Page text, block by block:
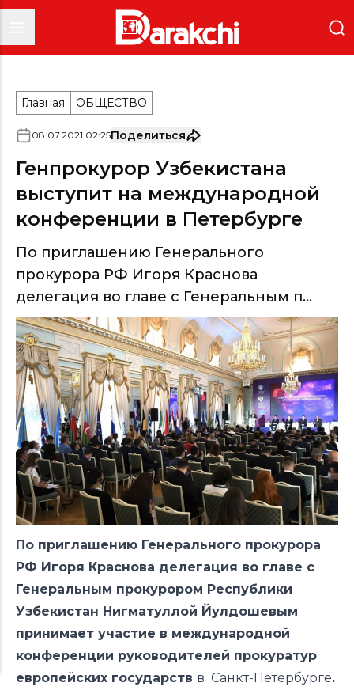
Главная ОБЩЕСТВО
08.07.2021 02:25Поделиться
Генпрокурор Узбекистана
выступит на международной
конференции в Петербурге
По приглашению Генерального
прокурора РФ Игоря Краснова
делегация во главе с Генеральным п...
По приглашению Генерального прокурора
РФ Игоря Краснова делегация во главе с
Генеральным прокурором Республики
Узбекистан Нигматуллой Йулдошевым
принимает участие в международной
конференции руководителей прокуратур
европейских государств в Санкт-Петербурге.